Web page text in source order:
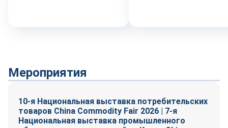
Мероприятия
10-я Национальная выставка потребительских
товаров China Commodity Fair 2026 | 7-я
Национальная выставка промышленного